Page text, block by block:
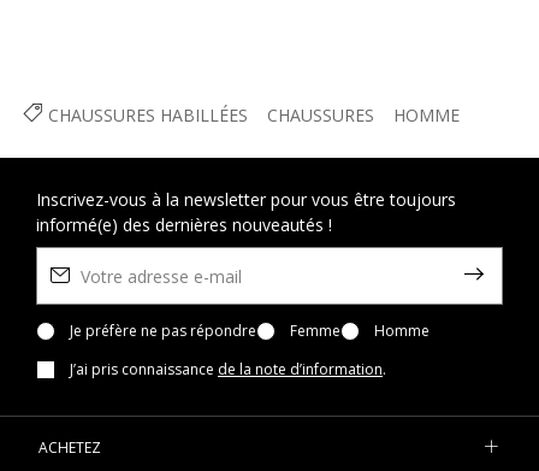
CHAUSSURES HABILLÉES CHAUSSURES HOMME
Inscrivez-vous à la newsletter pour vous être toujours
informé(e) des dernières nouveautés !
Je préfère ne pas répondre Femme
Homme
J’ai pris connaissance de la note d’information.
ACHETEZ